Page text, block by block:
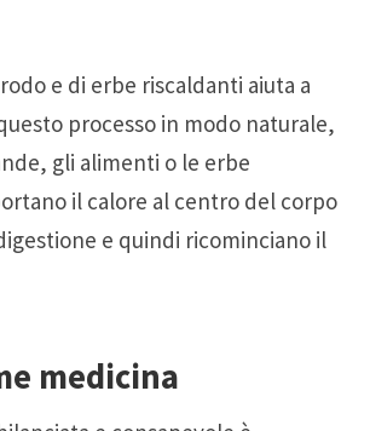
e di erbe riscaldanti aiuta a
processo in modo naturale,
gli alimenti o le erbe
il calore al centro del corpo
e quindi ricominciano il
medicina